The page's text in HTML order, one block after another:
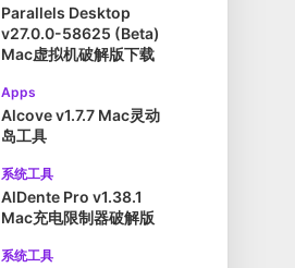
Parallels Desktop
v27.0.0-58625 (Beta)
Mac虚拟机破解版下载
Apps
Alcove v1.7.7 Mac灵动
岛工具
系统工具
AlDente Pro v1.38.1
Mac充电限制器破解版
系统工具